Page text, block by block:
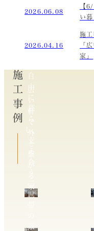
2026.06.08
【
い
2026.04.16
施工
「
家」
施工事例
広
い
軒
で
外
と
繋
が
る
自
由
に
暮
ら
し、
支
え
合
う
世
家